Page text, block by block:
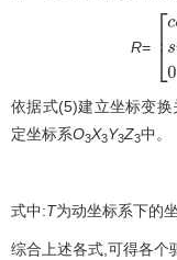
R= c o
依据式(5)建立坐标变
定坐标系O3X3Y3Z3中。
式中:T为动坐标系下的
综合上述各式,可得各个